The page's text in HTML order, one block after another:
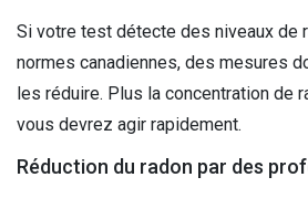
Si votre test détecte des niveaux de
normes canadiennes, des mesures
les réduire. Plus la concentration de
vous devrez agir rapidement.
Réduction du radon par des